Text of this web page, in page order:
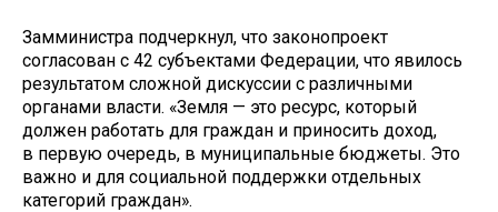
Замминистра подчеркнул, что законопроект
согласован с 42 субъектами Федерации, что явилось
результатом сложной дискуссии с различными
органами власти. «Земля — это ресурс, который
должен работать для граждан и приносить доход,
в первую очередь, в муниципальные бюджеты. Это
важно и для социальной поддержки отдельных
категорий граждан».